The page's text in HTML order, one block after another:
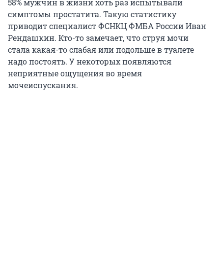
58% мужчин в жизни хоть раз испытывали
симптомы простатита. Такую статистику
приводит специалист ФСНКЦ ФМБА России Иван
Рендашкин. Кто-то замечает, что струя мочи
стала какая-то слабая или подольше в туалете
надо постоять. У некоторых появляются
неприятные ощущения во время
мочеиспускания.